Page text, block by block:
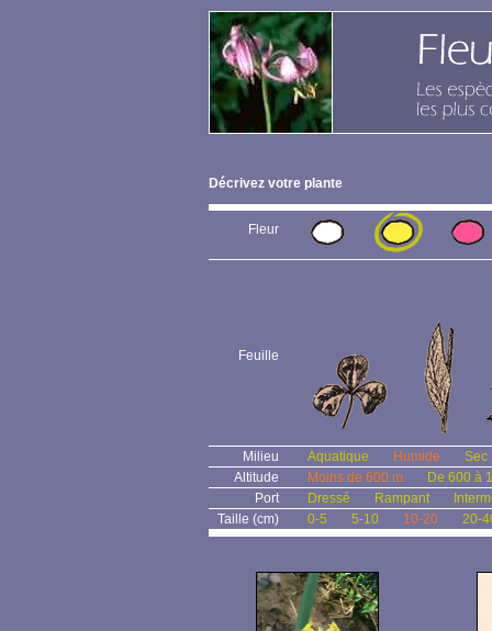
Décrivez votre plante
Fleur
Feuille
Milieu Aquatique Humide
Sec
Altitude
Moins de 600 m
De 600 à
Port
Dressé Rampant
Taille (cm)
0-5 5-10 10-20 20-